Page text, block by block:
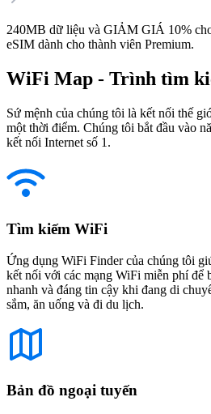
240MB dữ liệu và GIẢM GIÁ 10%
eSIM dành cho thành viên Premium.
WiFi Map - Trình tìm
Sứ mệnh của chúng tôi là kết nối thế
một thời điểm. Chúng tôi bắt đầu vào
kết nối Internet số 1.
Tìm kiếm WiFi
Ứng dụng WiFi Finder của chúng tôi
kết nối với các mạng WiFi miễn phí để
nhanh và đáng tin cậy khi đang di
sắm, ăn uống và đi du lịch.
Bản đồ ngoại tuyến